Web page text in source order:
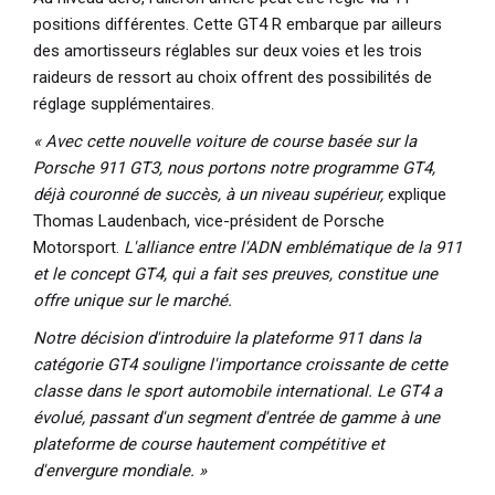
positions différentes. Cette GT4 R embarque par ailleurs
des amortisseurs réglables sur deux voies et les trois
raideurs de ressort au choix offrent des possibilités de
réglage supplémentaires.
« Avec cette nouvelle voiture de course basée sur la
Porsche 911 GT3, nous portons notre programme GT4,
déjà couronné de succès, à un niveau supérieur, explique
Thomas Laudenbach, vice-président de Porsche
Motorsport. L'alliance entre l'ADN emblématique de la 911
et le concept GT4, qui a fait ses preuves, constitue une
offre unique sur le marché.
Notre décision d'introduire la plateforme 911 dans la
catégorie GT4 souligne l'importance croissante de cette
classe dans le sport automobile international. Le GT4 a
évolué, passant d'un segment d'entrée de gamme à une
plateforme de course hautement compétitive et
d'envergure mondiale. »